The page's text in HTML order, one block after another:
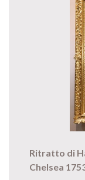
Ritratto di
Chelsea